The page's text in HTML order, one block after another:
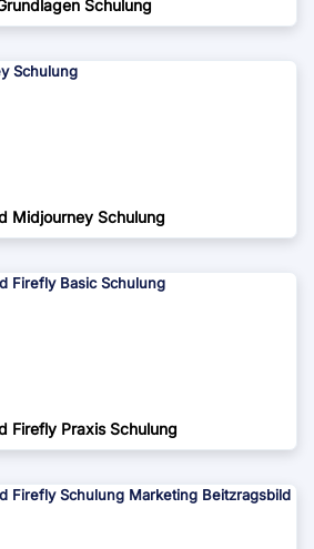
Schulung
Midjourney Schulung
Firefly Praxis Schulung